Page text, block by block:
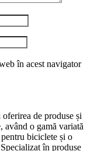
în acest navigator
de produse și
având o gamă variată
biciclete și o
în produse